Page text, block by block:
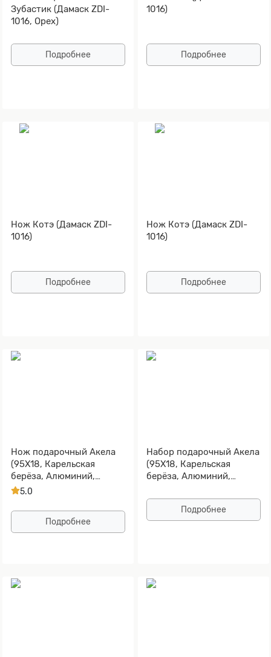
Зубастик (Дамаск ZDI-
1016, Орех)
Подробнее
1016)
Подробнее
Нож Котэ (Дамаск ZDI-
1016)
Подробнее
Нож Котэ (Дамаск ZDI-
1016)
Подробнее
Нож подарочный Акела
(95Х18, Карельская
берёза, Алюминий,
Золочение рисунка на
5.0
Подробнее
Набор подарочный Акела
(95Х18, Карельская
берёза, Алюминий,
клинке)
Подробнее